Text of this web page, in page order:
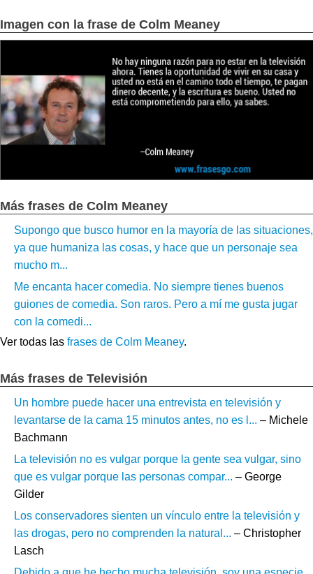
Imagen con la frase de Colm Meaney
Más frases de Colm Meaney
Supongo que busco humor en la mayoría de las situaciones,
ya que humaniza las cosas, y hace que un personaje sea
mucho m...
Me encanta hacer comedia. No siempre tienes buenos
guiones de comedia. Son raros. Pero a mí me gusta jugar
con la comedi...
Ver todas las frases de Colm Meaney.
Más frases de Televisión
Un hombre puede hacer una entrevista en televisión y
levantarse de la cama 15 minutos antes, no es l... – Michele
Bachmann
La televisión no es vulgar porque la gente sea vulgar, sino
que es vulgar porque las personas compar... – George
Gilder
Los conservadores sienten un vínculo entre la televisión y
las drogas, pero no comprenden la natural... – Christopher
Lasch